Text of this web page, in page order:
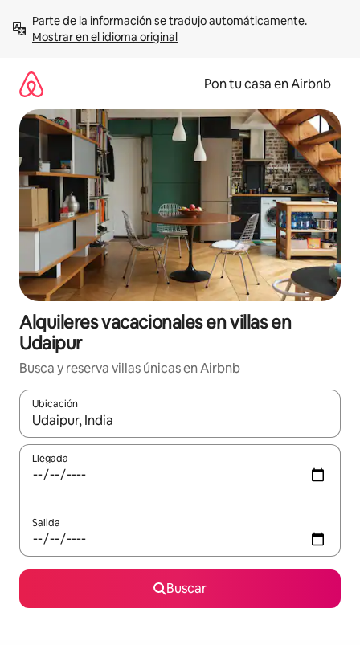
contenidoMostrar en el idioma original
Pon tu casa en Airbnb
Alquileres vacacionales en villas en
Udaipur
Busca y reserva villas únicas en Airbnb
Ubicación
Cuando los resultados estén disponibles, navega con las
Llegada
Salida
Buscar